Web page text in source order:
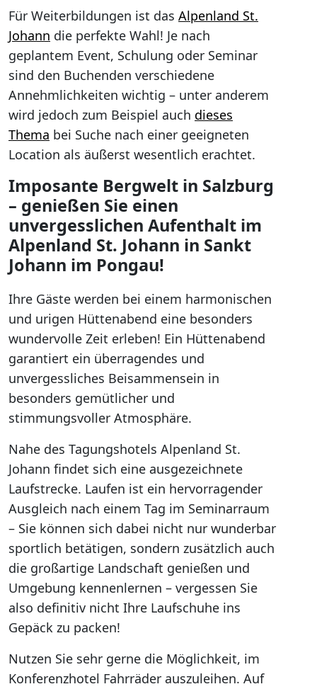
Für Weiterbildungen ist das Alpenland St.
Johann die perfekte Wahl! Je nach
geplantem Event, Schulung oder Seminar
sind den Buchenden verschiedene
Annehmlichkeiten wichtig – unter anderem
wird jedoch zum Beispiel auch dieses
Thema bei Suche nach einer geeigneten
Location als äußerst wesentlich erachtet.
Imposante Bergwelt in Salzburg
– genießen Sie einen
unvergesslichen Aufenthalt im
Alpenland St. Johann in Sankt
Johann im Pongau!
Ihre Gäste werden bei einem harmonischen
und urigen Hüttenabend eine besonders
wundervolle Zeit erleben! Ein Hüttenabend
garantiert ein überragendes und
unvergessliches Beisammensein in
besonders gemütlicher und
stimmungsvoller Atmosphäre.
Nahe des Tagungshotels Alpenland St.
Johann findet sich eine ausgezeichnete
Laufstrecke. Laufen ist ein hervorragender
Ausgleich nach einem Tag im Seminarraum
– Sie können sich dabei nicht nur wunderbar
sportlich betätigen, sondern zusätzlich auch
die großartige Landschaft genießen und
Umgebung kennenlernen – vergessen Sie
also definitiv nicht Ihre Laufschuhe ins
Gepäck zu packen!
Nutzen Sie sehr gerne die Möglichkeit, im
Konferenzhotel Fahrräder auszuleihen. Auf